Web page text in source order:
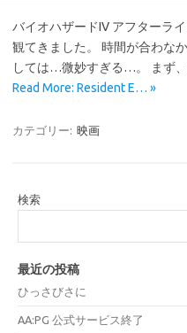
バイオハザードIV アフターラ
観てきました。 時間が合わな
しては…微妙すぎる…。 まず
Read More: Resident E… »
カテゴリー: 映画
検索
最近の投稿
ひっさびさに
AA:PG 公式サービス終了